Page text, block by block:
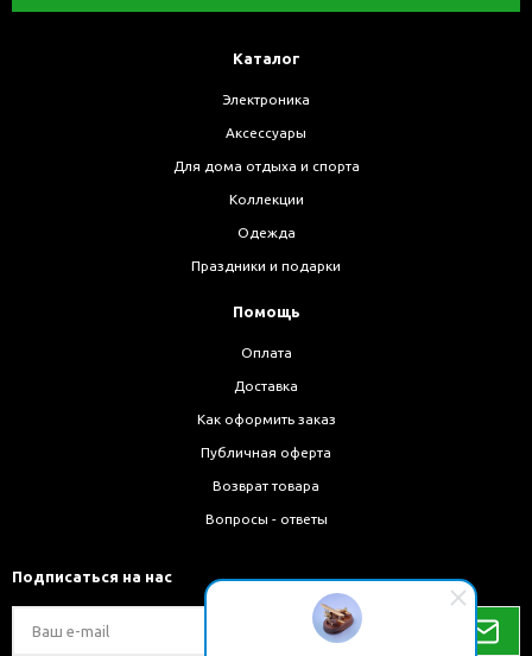
Каталог
Электроника
Аксессуары
Для дома отдыха и спорта
Коллекции
Одежда
Праздники и подарки
Помощь
Оплата
Доставка
Как оформить заказ
Публичная оферта
Возврат товара
Вопросы - ответы
Подписаться на нас